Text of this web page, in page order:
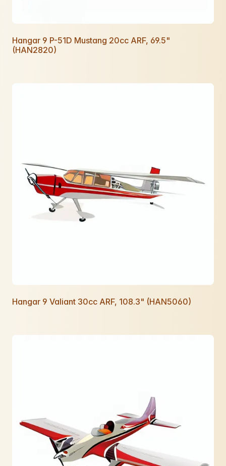
Hangar 9 P-51D Mustang 20cc ARF, 69.5"
(HAN2820)
Hangar 9 Valiant 30cc ARF, 108.3" (HAN5060)